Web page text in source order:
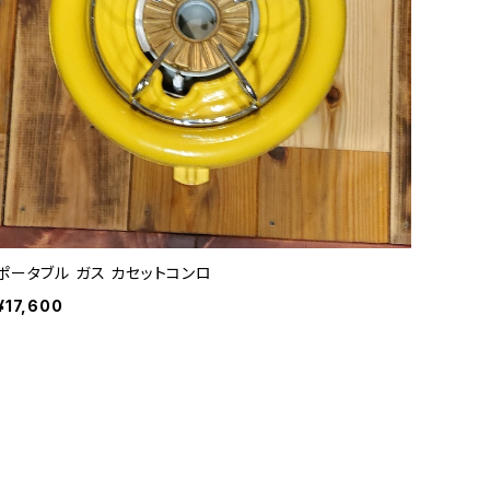
ータブル ガス カセットコンロ